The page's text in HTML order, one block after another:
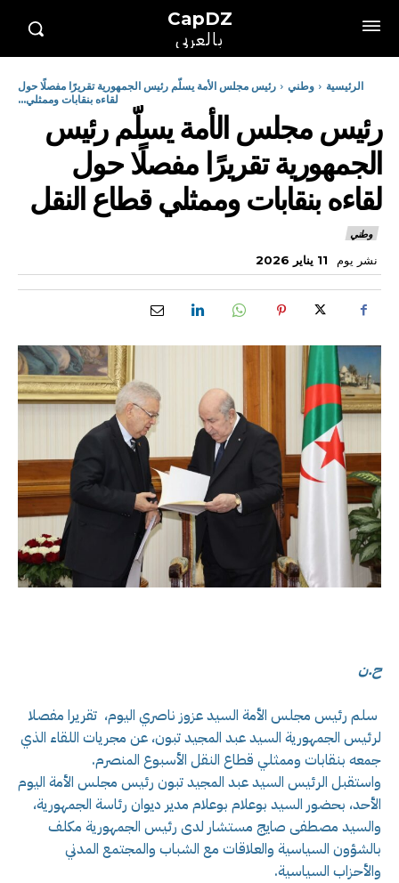
CapDZ
بالعربي
الرئيسية وطني
رئيس مجلس الأمة يسلّم رئيس الجمهورية تقريرًا مفصلًا حول
لقاءه بنقابات وممثلي...
رئيس مجلس الأمة يسلّم رئيس
الجمهورية تقريرًا مفصلًا حول
لقاءه بنقابات وممثلي قطاع النقل
وطني
نشر يوم 11 يناير 2026
ح.ن
سلم رئيس مجلس الأمة السيد عزوز ناصري اليوم، تقريرا مفصلا
لرئيس الجمهورية السيد عبد المجيد تبون، عن مجريات اللقاء الذي
جمعه بنقابات وممثلي قطاع النقل الأسبوع المنصرم.
واستقبل الرئيس السيد عبد المجيد تبون رئيس مجلس الأمة اليوم
الأحد، بحضور السيد بوعلام بوعلام مدير ديوان رئاسة الجمهورية،
والسيد مصطفى صايج مستشار لدى رئيس الجمهورية مكلف
بالشؤون السياسية والعلاقات مع الشباب والمجتمع المدني
والأحزاب السياسية.